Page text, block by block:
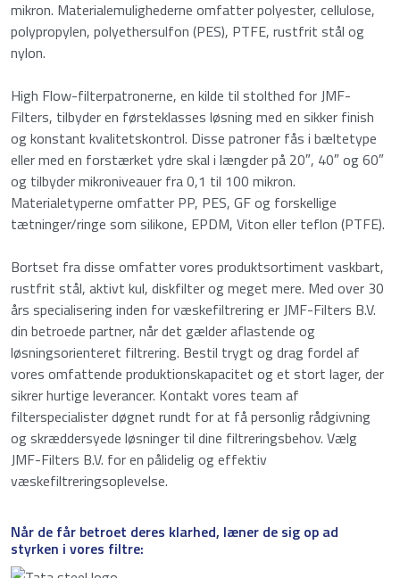
mikron. Materialemulighederne omfatter polyester, cellulose,
polypropylen, polyethersulfon (PES), PTFE, rustfrit stål og
nylon.
High Flow-filterpatronerne, en kilde til stolthed for JMF-
Filters, tilbyder en førsteklasses løsning med en sikker finish
og konstant kvalitetskontrol. Disse patroner fås i bæltetype
eller med en forstærket ydre skal i længder på 20″, 40″ og 60″
og tilbyder mikroniveauer fra 0,1 til 100 mikron.
Materialetyperne omfatter PP, PES, GF og forskellige
tætninger/ringe som silikone, EPDM, Viton eller teflon (PTFE).
Bortset fra disse omfatter vores produktsortiment vaskbart,
rustfrit stål, aktivt kul, diskfilter og meget mere. Med over 30
års specialisering inden for væskefiltrering er JMF-Filters B.V.
din betroede partner, når det gælder aflastende og
løsningsorienteret filtrering. Bestil trygt og drag fordel af
vores omfattende produktionskapacitet og et stort lager, der
sikrer hurtige leverancer. Kontakt vores team af
filterspecialister døgnet rundt for at få personlig rådgivning
og skræddersyede løsninger til dine filtreringsbehov. Vælg
JMF-Filters B.V. for en pålidelig og effektiv
væskefiltreringsoplevelse.
Når de får betroet deres klarhed, læner de sig op ad
styrken i vores filtre: